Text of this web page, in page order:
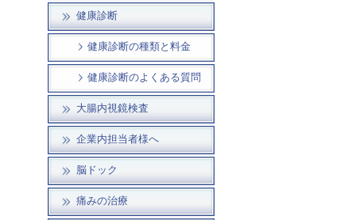
健康診断
健康診断の種類と料金
健康診断のよくある質問
大腸内視鏡検査
企業内担当者様へ
脳ドック
痛みの治療